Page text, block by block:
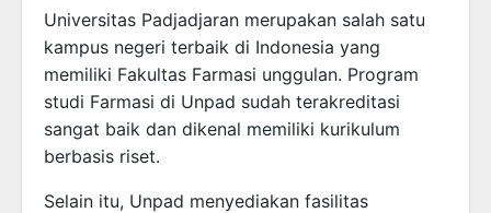
Universitas Padjadjaran merupakan salah satu
kampus negeri terbaik di Indonesia yang
memiliki Fakultas Farmasi unggulan. Program
studi Farmasi di Unpad sudah terakreditasi
sangat baik dan dikenal memiliki kurikulum
berbasis riset.
Selain itu, Unpad menyediakan fasilitas